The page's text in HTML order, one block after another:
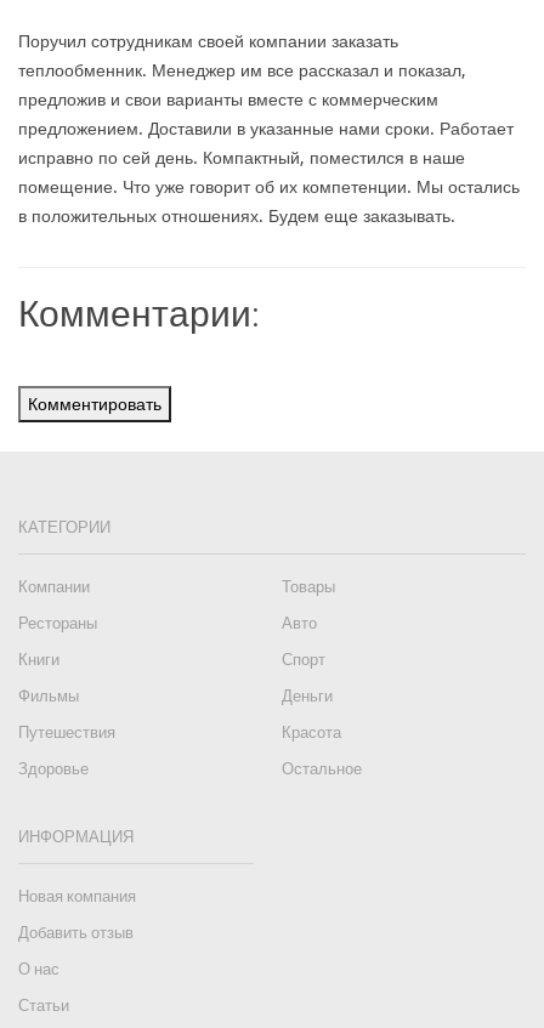
Поручил сотрудникам своей компании заказать
теплообменник. Менеджер им все рассказал и показал,
предложив и свои варианты вместе с коммерческим
предложением. Доставили в указанные нами сроки. Работает
исправно по сей день. Компактный, поместился в наше
помещение. Что уже говорит об их компетенции. Мы остались
в положительных отношениях. Будем еще заказывать.
Комментарии:
Комментировать
КАТЕГОРИИ
Компании
Товары
Рестораны
Авто
Книги
Спорт
Фильмы
Деньги
Путешествия
Красота
Здоровье
Остальное
ИНФОРМАЦИЯ
Новая компания
Добавить отзыв
О нас
Статьи